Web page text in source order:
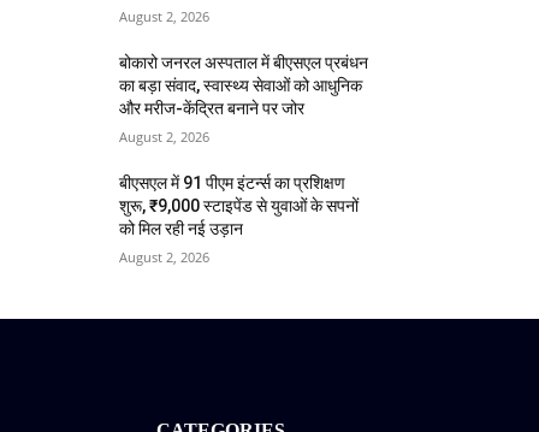
August 2, 2026
बोकारो जनरल अस्पताल में बीएसएल प्रबंधन
का बड़ा संवाद, स्वास्थ्य सेवाओं को आधुनिक
और मरीज-केंद्रित बनाने पर जोर
August 2, 2026
बीएसएल में 91 पीएम इंटर्न्स का प्रशिक्षण
शुरू, ₹9,000 स्टाइपेंड से युवाओं के सपनों
को मिल रही नई उड़ान
August 2, 2026